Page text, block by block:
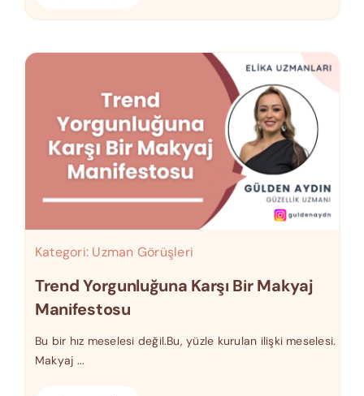
Kategori: Uzman Görüşleri
Trend Yorgunluğuna Karşı Bir Makyaj
Manifestosu
Bu bir hız meselesi değil.Bu, yüzle kurulan ilişki meselesi.
Makyaj ...